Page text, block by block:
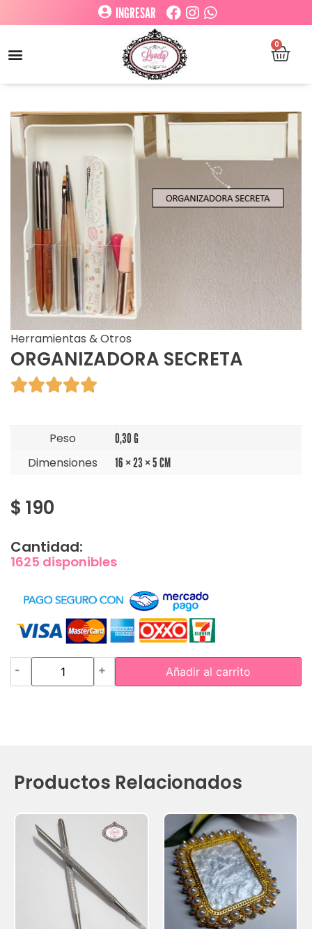
INGRESAR
0
Herramientas & Otros
ORGANIZADORA SECRETA

Peso 0,30 G
Dimensiones 16 × 23 × 5 CM
$ 190
Cantidad:
1625 disponibles
- + Añadir al carrito
Productos Relacionados